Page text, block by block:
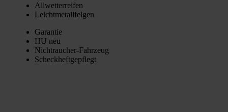
All­wet­ter­rei­fen
Leicht­me­tall­fel­gen
Garan­tie
HU neu
Nicht­rau­cher-Fahr­zeug
Scheck­heft­ge­pflegt